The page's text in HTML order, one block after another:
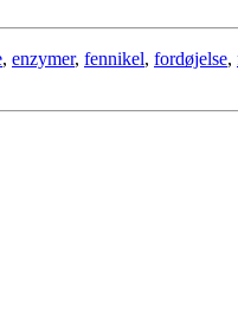
, enzymer, fennikel, fordøjelse,